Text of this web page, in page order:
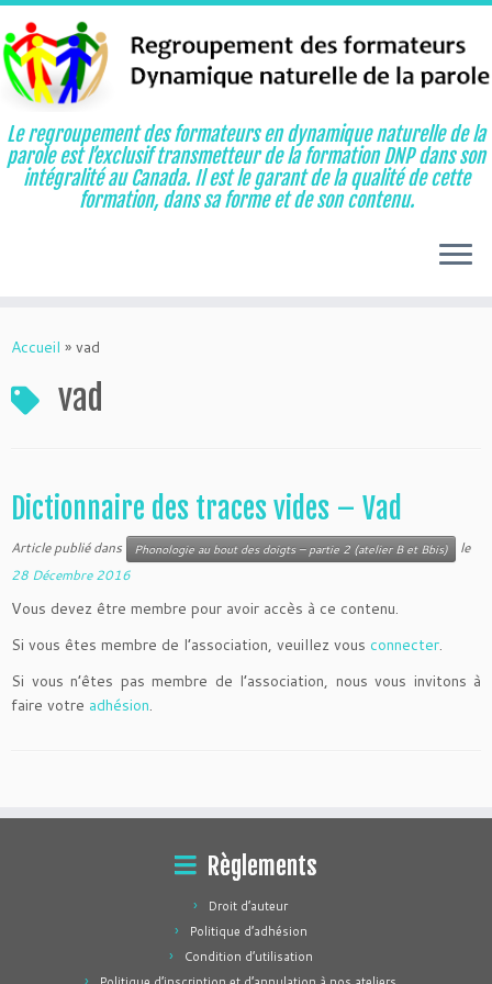
au
Le regroupement des formateurs en dynamique naturelle de la
parole est l’exclusif transmetteur de la formation DNP dans son
intégralité au Canada. Il est le garant de la qualité de cette
formation, dans sa forme et de son contenu.
Accueil » vad
vad
Dictionnaire des traces vides – Vad
Article publié dans Phonologie au bout des doigts – partie 2 (atelier B et Bbis)
le
28 Décembre 2016
Vous devez être membre pour avoir accès à ce contenu.
Si vous êtes membre de l’association, veuillez vous connecter.
Si vous n’êtes pas membre de l’association, nous vous invitons à
faire votre adhésion.
Règlements
Droit d’auteur
Politique d’adhésion
Condition d’utilisation